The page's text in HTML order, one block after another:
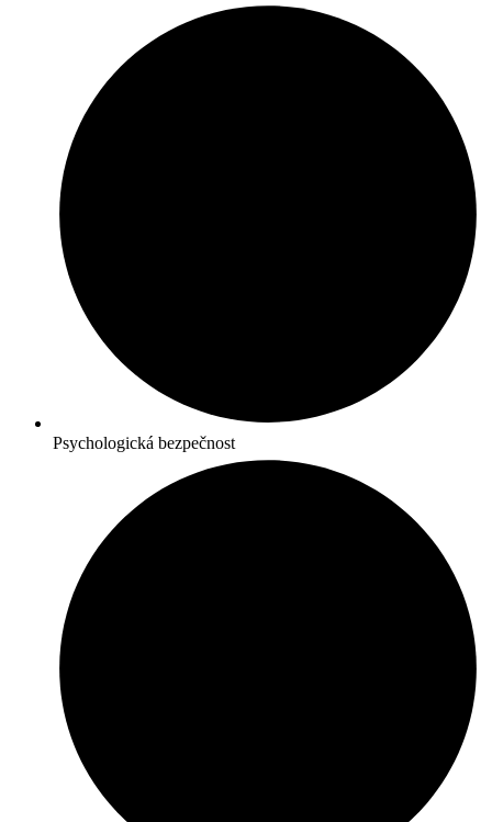
Psychologická bezpečnost